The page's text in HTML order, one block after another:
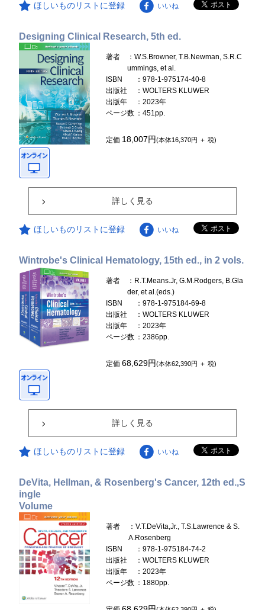
ほしいものリストに登録 いいね
Designing Clinical Research, 5th ed.
著者
：W.S.Browner, T.B.Newman, S.R.C
ummings, et al.
ISBN
：978-1-975174-40-8
出版社
：WOLTERS KLUWER
出版年
：2023年
ページ数 ：451pp.
定価 18,007円(本体16,370円 ＋ 税)
詳しく見る
ほしいものリストに登録 いいね
Wintrobe's Clinical Hematology, 15th ed., in 2 vols.
著者
：R.T.Means.Jr, G.M.Rodgers, B.Gla
der, et al.(eds.)
ISBN
：978-1-975184-69-8
出版社
：WOLTERS KLUWER
出版年
：2023年
ページ数 ：2386pp.
定価68,629円(本体62,390円 ＋ 税)
詳しく見る
ほしいものリストに登録 いいね
DeVita, Hellman, & Rosenberg's Cancer, 12th ed.,S
ingle
Volume
著者
：V.T.DeVita,Jr., T.S.Lawrence & S.
A.Rosenberg
ISBN
：978-1-975184-74-2
出版社
：WOLTERS KLUWER
出版年
：2023年
ページ数 ：1880pp.